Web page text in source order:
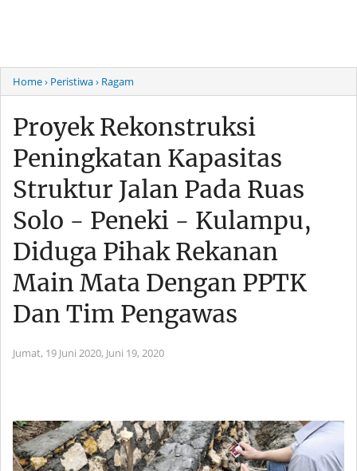
Home› Peristiwa› Ragam
Proyek Rekonstruksi
Peningkatan Kapasitas
Struktur Jalan Pada Ruas
Solo - Peneki - Kulampu,
Diduga Pihak Rekanan
Main Mata Dengan PPTK
Dan Tim Pengawas
Jumat, 19 Juni 2020, Juni 19, 2020